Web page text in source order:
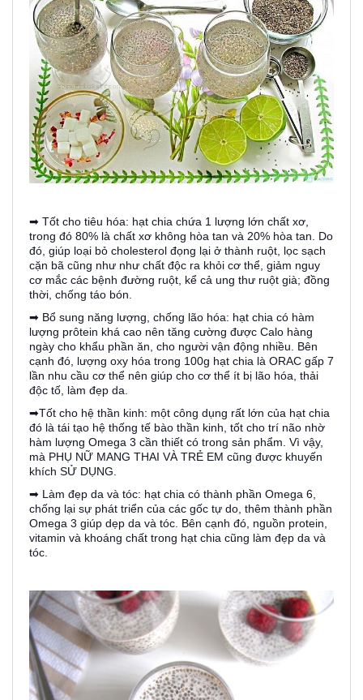
➡ Tốt cho tiêu hóa: hạt chia chứa 1 lượng lớn chất xơ,
trong đó 80% là chất xơ không hòa tan và 20% hòa tan. Do
đó, giúp loại bỏ cholesterol đọng lại ở thành ruột, lọc sạch
cặn bã cũng như như chất độc ra khỏi cơ thể, giảm nguy
cơ mắc các bệnh đường ruột, kể cả ung thư ruột già; đồng
thời, chống táo bón.
➡ Bổ sung năng lượng, chống lão hóa: hạt chia có hàm
lượng prôtein khá cao nên tăng cường được Calo hàng
ngày cho khẩu phần ăn, cho người vận động nhiều. Bên
cạnh đó, lượng oxy hóa trong 100g hạt chia là ORAC gấp 7
lần nhu cầu cơ thể nên giúp cho cơ thể ít bị lão hóa, thải
độc tố, làm đẹp da.
➡Tốt cho hệ thần kinh: một công dụng rất lớn của hạt chia
đó là tái tạo hệ thống tế bào thần kinh, tốt cho trí não nhờ
hàm lượng Omega 3 cần thiết có trong sản phẩm. Vì vậy,
mà PHỤ NỮ MANG THAI VÀ TRẺ EM cũng được khuyến
khích SỬ DỤNG.
➡ Làm đẹp da và tóc: hạt chia có thành phần Omega 6,
chống lại sự phát triển của các gốc tự do, thêm thành phần
Omega 3 giúp dẹp da và tóc. Bên cạnh đó, nguồn protein,
vitamin và khoáng chất trong hạt chia cũng làm đẹp da và
tóc.